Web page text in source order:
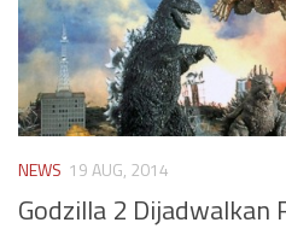
NEWS 19 AUG, 2014
Godzilla 2 Dijadwalkan